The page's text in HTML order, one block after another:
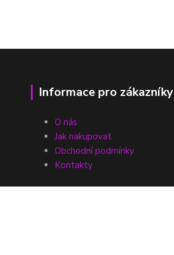
Informace pro zákazníky
O nás
Jak nakupovat
Obchodní podmínky
Kontakty